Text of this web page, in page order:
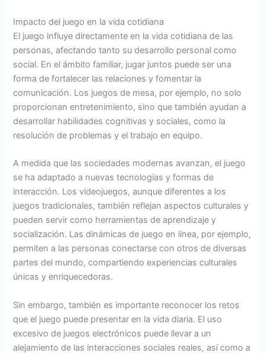
Impacto del juego en la vida cotidiana
El juego influye directamente en la vida cotidiana de las
personas, afectando tanto su desarrollo personal como
social. En el ámbito familiar, jugar juntos puede ser una
forma de fortalecer las relaciones y fomentar la
comunicación. Los juegos de mesa, por ejemplo, no solo
proporcionan entretenimiento, sino que también ayudan a
desarrollar habilidades cognitivas y sociales, como la
resolución de problemas y el trabajo en equipo.
A medida que las sociedades modernas avanzan, el juego
se ha adaptado a nuevas tecnologías y formas de
interacción. Los videojuegos, aunque diferentes a los
juegos tradicionales, también reflejan aspectos culturales y
pueden servir como herramientas de aprendizaje y
socialización. Las dinámicas de juego en línea, por ejemplo,
permiten a las personas conectarse con otros de diversas
partes del mundo, compartiendo experiencias culturales
únicas y enriquecedoras.
Sin embargo, también es importante reconocer los retos
que el juego puede presentar en la vida diaria. El uso
excesivo de juegos electrónicos puede llevar a un
alejamiento de las interacciones sociales reales, así como a